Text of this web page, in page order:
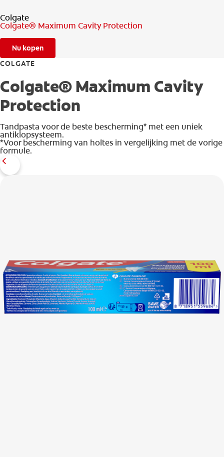
Colgate
Colgate® Maximum Cavity Protection
Nu kopen
COLGATE
Colgate® Maximum Cavity
Protection
Tandpasta voor de beste bescherming* met een uniek
antiklopsysteem.
*Voor bescherming van holtes in vergelijking met de vorige
formule.